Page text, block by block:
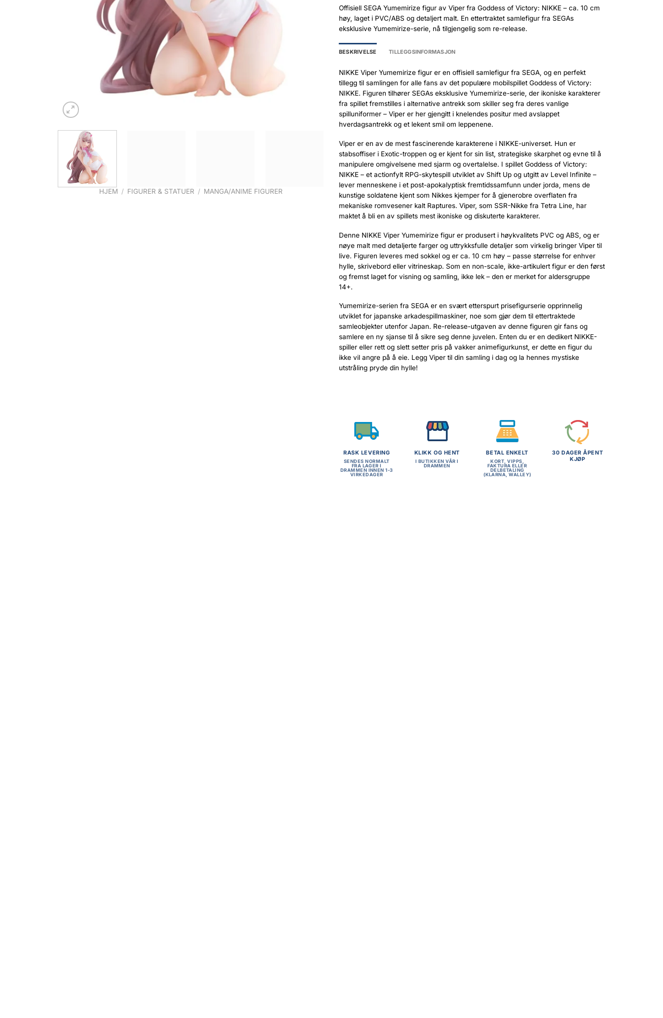
HJEM / FIGURER & STATUER / MANGA/ANIME FIGURER
Offisiell SEGA Yumemirize figur av Viper fra Goddess of Victory: NIKKE – ca. 10 cm
høy, laget i PVC/ABS og detaljert malt. En ettertraktet samlefigur fra SEGAs
eksklusive Yumemirize-serie, nå tilgjengelig som re-release.
BESKRIVELSE TILLEGGSINFORMASJON
NIKKE Viper Yumemirize figur er en offisiell samlefigur fra SEGA, og en perfekt
tillegg til samlingen for alle fans av det populære mobilspillet Goddess of Victory:
NIKKE. Figuren tilhører SEGAs eksklusive Yumemirize-serie, der ikoniske karakterer
fra spillet fremstilles i alternative antrekk som skiller seg fra deres vanlige
spilluniformer – Viper er her gjengitt i knelendes positur med avslappet
hverdagsantrekk og et lekent smil om leppenene.
Viper er en av de mest fascinerende karakterene i NIKKE-universet. Hun er
stabsoffiser i Exotic-troppen og er kjent for sin list, strategiske skarphet og evne til å
manipulere omgivelsene med sjarm og overtalelse. I spillet Goddess of Victory:
NIKKE – et actionfylt RPG-skytespill utviklet av Shift Up og utgitt av Level Infinite –
lever menneskene i et post-apokalyptisk fremtidssamfunn under jorda, mens de
kunstige soldatene kjent som Nikkes kjemper for å gjenerobre overflaten fra
mekaniske romvesener kalt Raptures. Viper, som SSR-Nikke fra Tetra Line, har
maktet å bli en av spillets mest ikoniske og diskuterte karakterer.
Denne NIKKE Viper Yumemirize figur er produsert i høykvalitets PVC og ABS, og er
nøye malt med detaljerte farger og uttrykksfulle detaljer som virkelig bringer Viper til
live. Figuren leveres med sokkel og er ca. 10 cm høy – passe størrelse for enhver
hylle, skrivebord eller vitrineskap. Som en non-scale, ikke-artikulert figur er den først
og fremst laget for visning og samling, ikke lek – den er merket for aldersgruppe
14+.
Yumemirize-serien fra SEGA er en svært etterspurt prisefigurserie opprinnelig
utviklet for japanske arkadespillmaskiner, noe som gjør dem til ettertraktede
samleobjekter utenfor Japan. Re-release-utgaven av denne figuren gir fans og
samlere en ny sjanse til å sikre seg denne juvelen. Enten du er en dedikert NIKKE-
spiller eller rett og slett setter pris på vakker animefigurkunst, er dette en figur du
ikke vil angre på å eie. Legg Viper til din samling i dag og la hennes mystiske
utstråling pryde din hylle!
RASK LEVERING
SENDES NORMALT
FRA LAGER I
DRAMMEN INNEN 1-3
VIRKEDAGER
KLIKK OG HENT
I BUTIKKEN VÅR I
DRAMMEN
BETAL ENKELT
KORT, VIPPS,
FAKTURA ELLER
DELBETALING
(KLARNA, WALLEY)
30 DAGER ÅPENT
KJØP